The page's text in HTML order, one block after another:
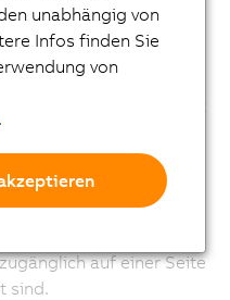
ob als
ausgeführt, können mit
PC-System
größer ist als der
die Bautiefe nicht.
und Feldbus-
anwenderfreundlich,
auf einer Seite
sind.
unabhängig von
Infos finden Sie
von
.